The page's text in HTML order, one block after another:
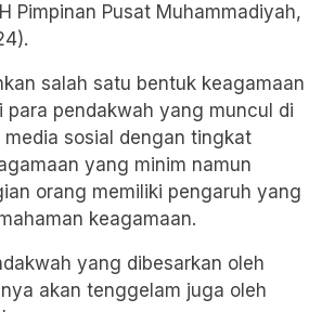
Pimpinan Pusat Muhammadiyah,
salah satu bentuk keagamaan
para pendakwah yang muncul di
sosial dengan tingkat
yang minim namun
orang memiliki pengaruh yang
keagamaan.
yang dibesarkan oleh
akan tenggelam juga oleh